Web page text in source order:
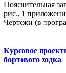
Пояснительная
рис., 1
Чертежи (в
Курсовое
бортового ходка